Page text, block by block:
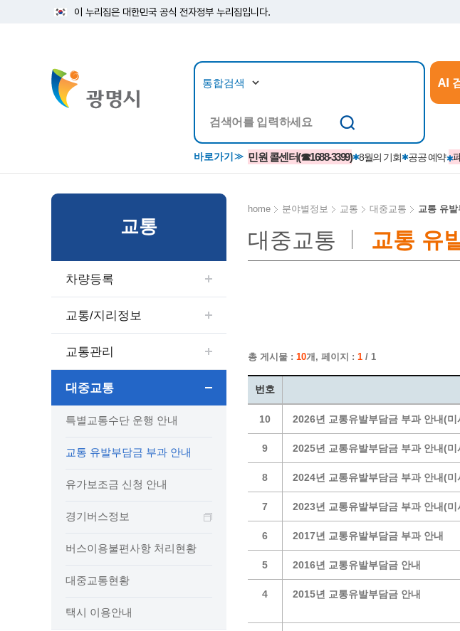
이 누리집은 대한민국 공식 전자정부 누리집입니다.
AI
바로가기 민원 콜센터(☎1688-3399) 8월의 기회 공공 예약
뉴스/정보공개
고시/공고/입법예고
행사ㆍ축제
보도자료
보도자료(2021.4월이전)
소식지/카카오톡플러스친구
반상회보
정보공개 비공개 세부기준
행정정보공개청구
조직정보공개
업무추진비(시장·부시장·실국장)
시청안내
주요시책
광명의 상징물
광명시 현황
광명의 역사
국내외 교류
시민이용시설
민원/참여
종합민원실 안내도
종합민원상담센터
민원상담전화
어디서나 민원
민원 제증명 수수료 면제사항
행정처리기준편람
행정정보공동이용
고객서비스 표준 매뉴얼
민원편람
출생·사망·혼인신고 등 10종에 대한 신고
자주하는 질문
민원조정제도
사전심사청구제
구술 및 전화민원
지역경
교육정보
평생학습원
광명일자리센터
취업지원 프로그램 운영 현황
지역맞춤형 일자리 창출 지원사업
공공일자리
지역공동체 일자리 사업
직업 소개소 현황
노동조합
단원소개
예술/공연단체
영화상영관 현황
출판사 및 인쇄소 현황
박물관/미술관 현황
국가유산관
교통
차량등록
교통/지리정보
교통관리
대중교통
특별교통수단 운행 안내
교통 유발부담금 부과 안내
유가보조금 신청 안내
경기버스정보
버스이용불편사항 처리현황
대중교통현황
택시 이용안내
home 분야별정보 교통 대중교통 교통 유
대중교통 교통 유
총 게시물 : 10개, 페이지 : 1 / 1
번호
10 2026년 교통유발부담금 부과 안내(
9 2025년 교통유발부담금 부과 안내(
8 2024년 교통유발부담금 부과 안내(
7 2023년 교통유발부담금 부과 안내(
6 2017년 교통유발부담금 부과 안내
5 2016년 교통유발부담금 안내
4 2015년 교통유발부담금 안내